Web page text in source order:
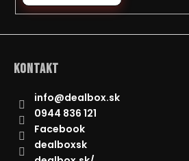
Kontakt
info@dealbox.sk
0944 836 121
Facebook
dealboxsk